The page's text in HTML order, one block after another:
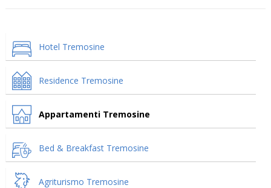
Hotel Tremosine
Residence Tremosine
Appartamenti Tremosine
Bed & Breakfast Tremosine
Agriturismo Tremosine